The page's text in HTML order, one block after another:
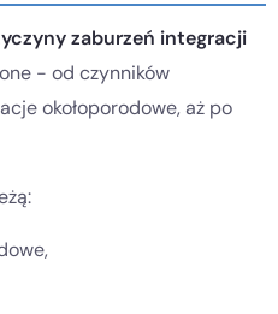
zaburzeń integracji
- od czynników
okołoporodowe, aż po